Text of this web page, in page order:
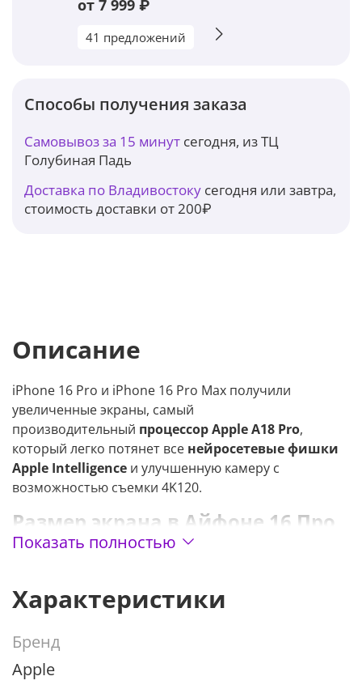
от 7 999 ₽
41 предложений
Способы получения заказа
Самовывоз за 15 минут сегодня, из ТЦ
Голубиная Падь
Доставка по Владивостоку сегодня или завтра,
стоимость доставки от 200₽
Описание
iPhone 16 Pro и iPhone 16 Pro Max получили
увеличенные экраны, самый
производительный процессор Apple A18 Pro,
который легко потянет все нейросетевые фишки
Apple Intelligence и улучшенную камеру с
возможностью съемки 4K120.
Размер экрана в Айфоне 16 Про
Показать полностью
Характеристики
Бренд
Apple